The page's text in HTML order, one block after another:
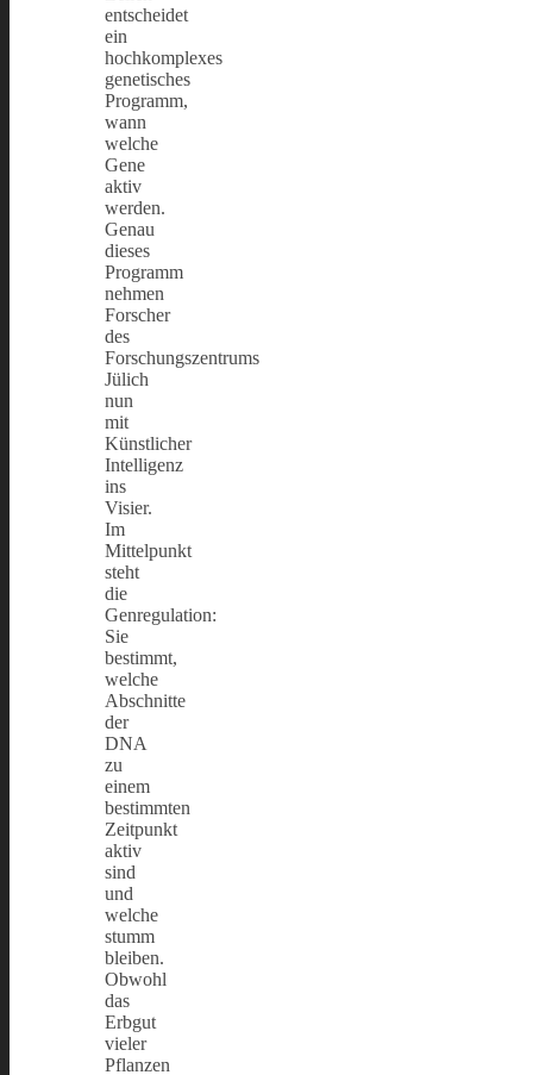
entscheidet
ein
hochkomplexes
genetisches
Programm,
wann
welche
Gene
aktiv
werden.
Genau
dieses
Programm
nehmen
Forscher
des
Forschungszentrums
Jülich
nun
mit
Künstlicher
Intelligenz
ins
Visier.
Im
Mittelpunkt
steht
die
Genregulation:
Sie
bestimmt,
welche
Abschnitte
der
DNA
zu
einem
bestimmten
Zeitpunkt
aktiv
sind
und
welche
stumm
bleiben.
Obwohl
das
Erbgut
vieler
Pflanzen